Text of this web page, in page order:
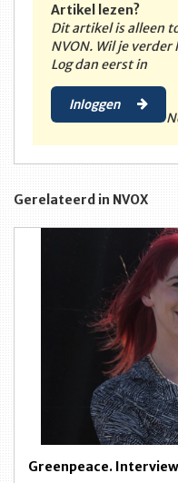
Artikel lezen?
Dit artikel is alleen
NVON. Wil je verder
Log dan eerst in
Inloggen
Gerelateerd in NVOX
Greenpeace.